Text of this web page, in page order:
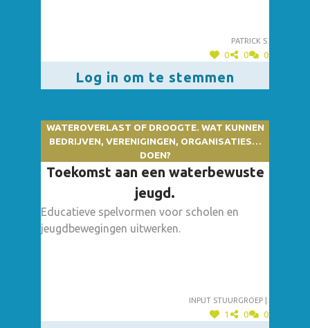
deze vergunningsaanvragen moet hierbij het
totale overzicht als referentie nemen.
Patrick S.
0 0 0
Log in om te stemmen
WATEROVERLAST OF DROOGTE. WAT KUNNEN
BEDRIJVEN, VERENIGINGEN, ORGANISATIES…
DOEN?
Toekomst aan een waterbewuste
jeugd.
Educatieve spelvormen voor scholen en
jeugdbewegingen uitwerken.
Input stuurgroep |.
1 0 0